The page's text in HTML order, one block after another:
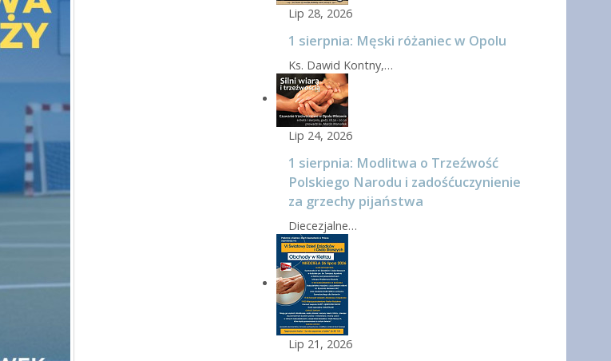
Lip 28, 2026
1 sierpnia: Męski różaniec w Opolu
Ks. Dawid Kontny,…
Lip 24, 2026
1 sierpnia: Modlitwa o Trzeźwość
Polskiego Narodu i zadośćuczynienie
za grzechy pijaństwa
Diecezjalne…
Lip 21, 2026